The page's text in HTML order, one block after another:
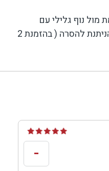
מול נוף גלילי עם
מרפסת דק רחבה עם מחיצה הניתנת להסרה ( בהזמנת 2
מלבני גדול במיוחד, פינת
קולנוע, מתחם
טלוויזיה נוסף, בר
בסיסי. הריהוט
אישית בסגנון כפרי
מצויד בערסל ופינת
פסטורלי של עמק החולה.
בי-קיו פרטית לכל
ומדשאה ירוקה.-